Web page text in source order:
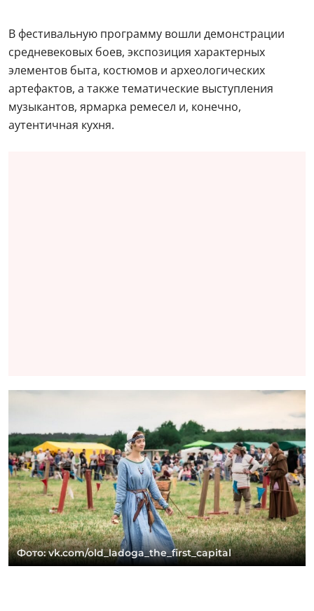
В фестивальную программу вошли демонстрации
средневековых боев, экспозиция характерных
элементов быта, костюмов и археологических
артефактов, а также тематические выступления
музыкантов, ярмарка ремесел и, конечно,
аутентичная кухня.
Фото: vk.com/old_ladoga_the_first_capital